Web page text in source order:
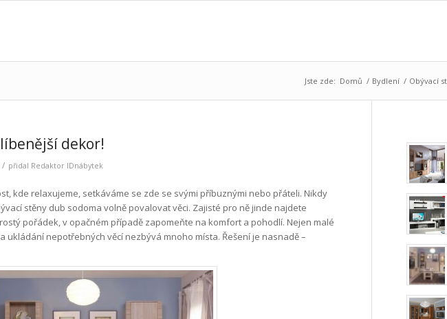
Jste zde: Domů / Bydlení / Obývací
dekor!
/ přidal Redaktor IDnábytek
kde relaxujeme, setkáváme se zde se svými příbuznými nebo přáteli. Nikdy
stěny dub sodoma volně povalovat věci. Zajisté pro ně jinde najdete
pořádek, v opačném případě zapomeňte na komfort a pohodlí. Nejen malé
nepotřebných věcí nezbývá mnoho místa. Řešení je nasnadě –